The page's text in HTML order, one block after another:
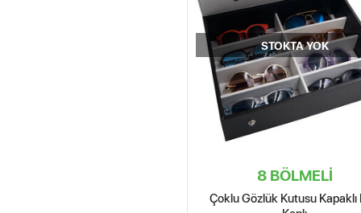
STOKTA YOK
8 BÖLMELİ
Çoklu Gözlük Kutusu Kapaklı